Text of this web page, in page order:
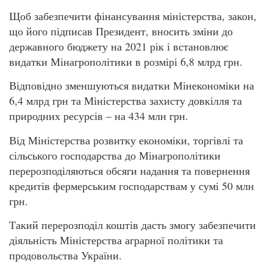
Щоб забезпечити фінансування міністерства, закон,
що його підписав Президент, вносить зміни до
державного бюджету на 2021 рік і встановлює
видатки Мінагрополітики в розмірі 6,8 млрд грн.
Відповідно зменшуються видатки Мінекономіки на
6,4 млрд грн та Міністерства захисту довкілля та
природних ресурсів – на 434 млн грн.
Від Міністерства розвитку економіки, торгівлі та
сільського господарства до Мінагрополітики
перерозподіляються обсяги надання та повернення
кредитів фермерським господарствам у сумі 50 млн
грн.
Такий перерозподіл коштів дасть змогу забезпечити
діяльність Міністерства аграрної політики та
продовольства України.